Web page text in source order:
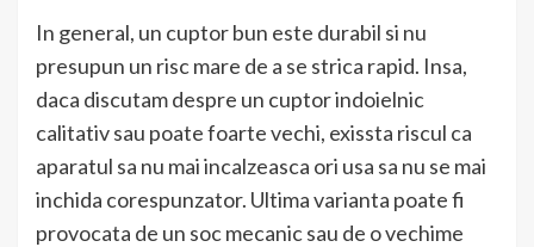
In general, un cuptor bun este durabil si nu
presupun un risc mare de a se strica rapid. Insa,
daca discutam despre un cuptor indoielnic
calitativ sau poate foarte vechi, exissta riscul ca
aparatul sa nu mai incalzeasca ori usa sa nu se mai
inchida corespunzator. Ultima varianta poate fi
provocata de un soc mecanic sau de o vechime